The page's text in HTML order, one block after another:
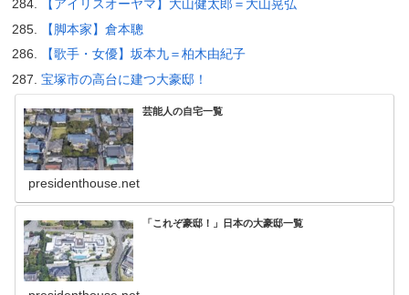
【アイリスオーヤマ】大山健太郎＝大山晃弘
【脚本家】倉本聰
【歌手・女優】坂本九＝柏木由紀子
宝塚市の高台に建つ大豪邸！
芸能人の自宅一覧
presidenthouse.net
「これぞ豪邸！」日本の大豪邸一覧